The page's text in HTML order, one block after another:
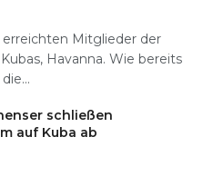
Mitglieder der
Havanna. Wie bereits
schließen
auf Kuba ab